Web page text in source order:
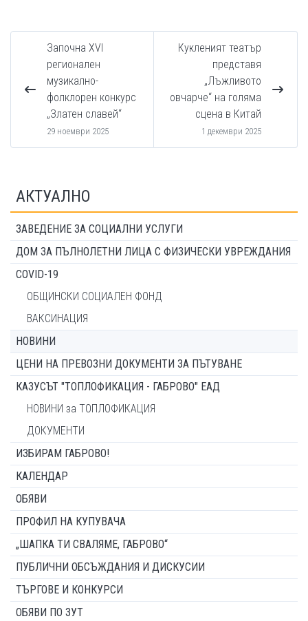
Започна XVI
регионален
музикално-
фолклорен конкурс
„Златен славей“
29 ноември 2025
Кукленият театър
представя
„Лъжливото
овчарче“ на голяма
сцена в Китай
1 декември 2025
АКТУАЛНО
ЗАВЕДЕНИЕ ЗА СОЦИАЛНИ УСЛУГИ
ДОМ ЗА ПЪЛНОЛЕТНИ ЛИЦА С ФИЗИЧЕСКИ УВРЕЖДАНИЯ
COVID-19
ОБЩИНСКИ СОЦИАЛЕН ФОНД
ВАКСИНАЦИЯ
НОВИНИ
ЦЕНИ НА ПРЕВОЗНИ ДОКУМЕНТИ ЗА ПЪТУВАНЕ
КАЗУСЪТ "ТОПЛОФИКАЦИЯ - ГАБРОВО" ЕАД
НОВИНИ за ТОПЛОФИКАЦИЯ
ДОКУМЕНТИ
ИЗБИРАМ ГАБРОВО!
КАЛЕНДАР
ОБЯВИ
ПРОФИЛ НА КУПУВАЧА
„ШАПКА ТИ СВАЛЯМЕ, ГАБРОВО“
ПУБЛИЧНИ ОБСЪЖДАНИЯ И ДИСКУСИИ
ТЪРГОВЕ И КОНКУРСИ
ОБЯВИ ПО ЗУТ